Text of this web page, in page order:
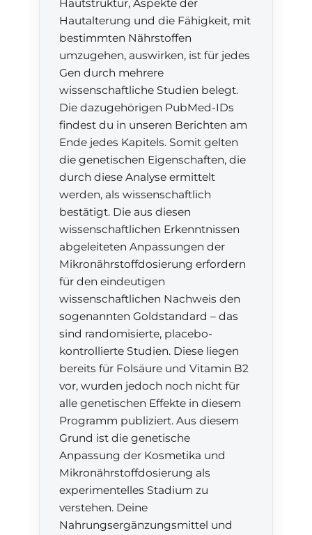
Hautstruktur, Aspekte der
Hautalterung und die Fähigkeit, mit
bestimmten Nährstoffen
umzugehen, auswirken, ist für jedes
Gen durch mehrere
wissenschaftliche Studien belegt.
Die dazugehörigen PubMed-IDs
findest du in unseren Berichten am
Ende jedes Kapitels. Somit gelten
die genetischen Eigenschaften, die
durch diese Analyse ermittelt
werden, als wissenschaftlich
bestätigt. Die aus diesen
wissenschaftlichen Erkenntnissen
abgeleiteten Anpassungen der
Mikronährstoffdosierung erfordern
für den eindeutigen
wissenschaftlichen Nachweis den
sogenannten Goldstandard – das
sind randomisierte, placebo-
kontrollierte Studien. Diese liegen
bereits für Folsäure und Vitamin B2
vor, wurden jedoch noch nicht für
alle genetischen Effekte in diesem
Programm publiziert. Aus diesem
Grund ist die genetische
Anpassung der Kosmetika und
Mikronährstoffdosierung als
experimentelles Stadium zu
verstehen. Deine
Nahrungsergänzungsmittel und